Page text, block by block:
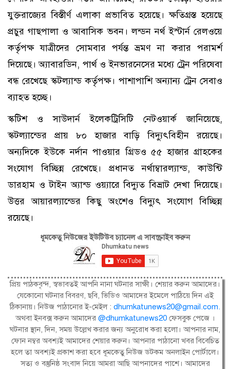
যুক্তরাজ্যের বিস্তীর্ণ এলাকা প্রভাবিত হয়েছে। ক্ষতিগ্রস্ত হয়েছে
প্রচুর গাছপালা ও আবাসিক ভবন। লন্ডন নর্থ ইস্টার্ন রেলওয়ে
কর্তৃপক্ষ যাত্রীদের সোমবার পর্যন্ত ভ্রমণ না করার পরামর্শ
দিয়েছে। অ্যাবারডিন, পার্থ ও ইনভারনেসের মধ্যে ট্রেন পরিষেবা
বন্ধ রেখেছে স্কটল্যান্ড কর্তৃপক্ষ। পাশাপাশি অন্যান্য ট্রেন সেবাও
ব্যাহত হচ্ছে।
স্কটিশ ও সাউদার্ন ইলেকট্রিসিটি নেটওয়ার্ক জানিয়েছে,
স্কটল্যান্ডের প্রায় ৮০ হাজার বাড়ি বিদ্যুৎবিহীন রয়েছে।
অন্যদিকে ইউকে নর্দান পাওয়ার গ্রিডও ৫৫ হাজার গ্রাহকের
সংযোগ বিচ্ছিন্ন রেখেছে। প্রধানত নর্থাম্বারল্যান্ড, কাউন্টি
ডারহাম ও টাইন অ্যান্ড ওয়্যারে বিদ্যুত বিভ্রাট দেখা দিয়েছে।
উত্তর আয়ারল্যান্ডের কিছু অংশেও বিদ্যুৎ সংযোগ বিচ্ছিন্ন
রয়েছে।
ধূমকেতু নিউজের ইউটিউব চ্যানেল এ সাবস্ক্রাইব করুন
প্রিয় পাঠকবৃন্দ, স্বভাবতই আপনি নানা ঘটনার সাক্ষী। শেয়ার করুন আমাদের।
যেকোনো ঘটনার বিবরণ, ছবি, ভিডিও আমাদের ইমেলে পাঠিয়ে দিন এই
ঠিকানায়। নিউজ পাঠানোর ই-মেইল : dhumkatunews20@gmail.com.
অথবা ইনবক্স করুন আমাদের@dhumkatunews20 ফেসবুক পেজে ।
ঘটনার স্থান, দিন, সময় উল্লেখ করার জন্য অনুরোধ করা হলো। আপনার নাম,
ফোন নম্বর অবশ্যই আমাদের শেয়ার করুন। আপনার পাঠানো খবর বিবেচিত
হলে তা অবশ্যই প্রকাশ করা হবে ধূমকেতু নিউজ ডটকম অনলাইন পোর্টালে।
সত্য ও বস্তুনিষ্ঠ সংবাদ নিয়ে আমরা আছি আপনাদের পাশে। আমাদের